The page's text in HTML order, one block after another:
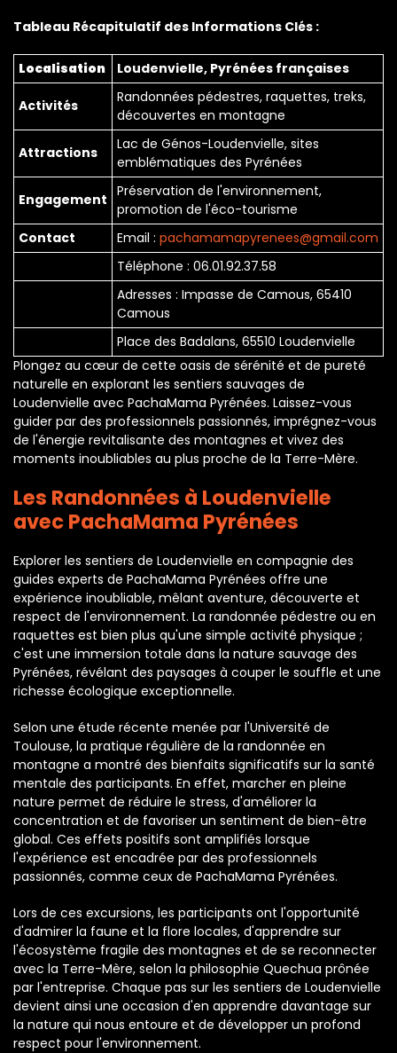
Tableau Récapitulatif des Informations Clés :
Localisation Loudenvielle, Pyrénées françaises
Activités
Randonnées pédestres, raquettes, treks,
découvertes en montagne
Attractions
Lac de Génos-Loudenvielle, sites
emblématiques des Pyrénées
Engagement Préservation de l'environnement,
promotion de l'éco-tourisme
Contact
Email : pachamamapyrenees@gmail.com
Téléphone : 06.01.92.37.58
Adresses : Impasse de Camous, 65410
Camous
Place des Badalans, 65510 Loudenvielle
Plongez au cœur de cette oasis de sérénité et de pureté
naturelle en explorant les sentiers sauvages de
Loudenvielle avec PachaMama Pyrénées. Laissez-vous
guider par des professionnels passionnés, imprégnez-vous
de l'énergie revitalisante des montagnes et vivez des
moments inoubliables au plus proche de la Terre-Mère.
Les Randonnées à Loudenvielle
avec PachaMama Pyrénées
Explorer les sentiers de Loudenvielle en compagnie des
guides experts de PachaMama Pyrénées offre une
expérience inoubliable, mêlant aventure, découverte et
respect de l'environnement. La randonnée pédestre ou en
raquettes est bien plus qu'une simple activité physique ;
c'est une immersion totale dans la nature sauvage des
Pyrénées, révélant des paysages à couper le souffle et une
richesse écologique exceptionnelle.
Selon une étude récente menée par l'Université de
Toulouse, la pratique régulière de la randonnée en
montagne a montré des bienfaits significatifs sur la santé
mentale des participants. En effet, marcher en pleine
nature permet de réduire le stress, d'améliorer la
concentration et de favoriser un sentiment de bien-être
global. Ces effets positifs sont amplifiés lorsque
l'expérience est encadrée par des professionnels
passionnés, comme ceux de PachaMama Pyrénées.
Lors de ces excursions, les participants ont l'opportunité
d'admirer la faune et la flore locales, d'apprendre sur
l'écosystème fragile des montagnes et de se reconnecter
avec la Terre-Mère, selon la philosophie Quechua prônée
par l'entreprise. Chaque pas sur les sentiers de Loudenvielle
devient ainsi une occasion d'en apprendre davantage sur
la nature qui nous entoure et de développer un profond
respect pour l'environnement.